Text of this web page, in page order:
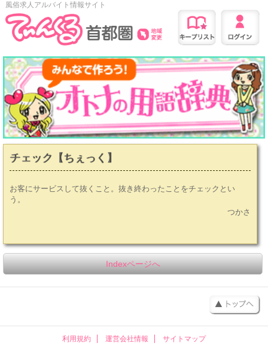
風俗求人アルバイト情報サイト
チェック【ちぇっく】
お客にサービスして抜くこと。抜き終わったことをチェックとい
う。
つかさ
Indexページへ
利用規約 運営会社情報
サイトマップ